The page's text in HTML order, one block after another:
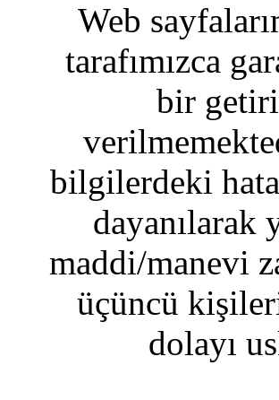
Web
tarafımızca
bir
bilgilerdeki
dayanılarak
maddi/manevi
üçüncü
dolayı